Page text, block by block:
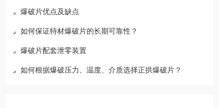
爆破片优点及缺点
如何保证特材爆破片的长期可靠性？
爆破片配套泄零装置
如何根据爆破压力、温度、介质选择正拱爆破片？